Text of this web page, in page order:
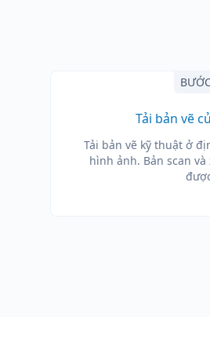
Tải bản vẽ
Tải bản vẽ kỹ thuật ở
hình ảnh. Bản scan